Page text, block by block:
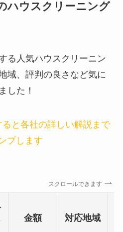
ハウスクリーニング
る人気ハウスクリーニン
域、評判の良さなど気に
した！
と各社の詳しい解説まで
プします
スクロールできます
金額 対応地域